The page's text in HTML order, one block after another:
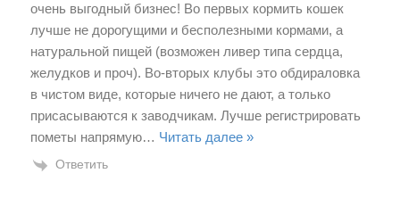
очень выгодный бизнес! Во первых кормить кошек
лучше не дорогущими и бесполезными кормами, а
натуральной пищей (возможен ливер типа сердца,
желудков и проч). Во-вторых клубы это обдираловка
в чистом виде, которые ничего не дают, а только
присасываются к заводчикам. Лучше регистрировать
пометы напрямую… Читать далее »
Ответить